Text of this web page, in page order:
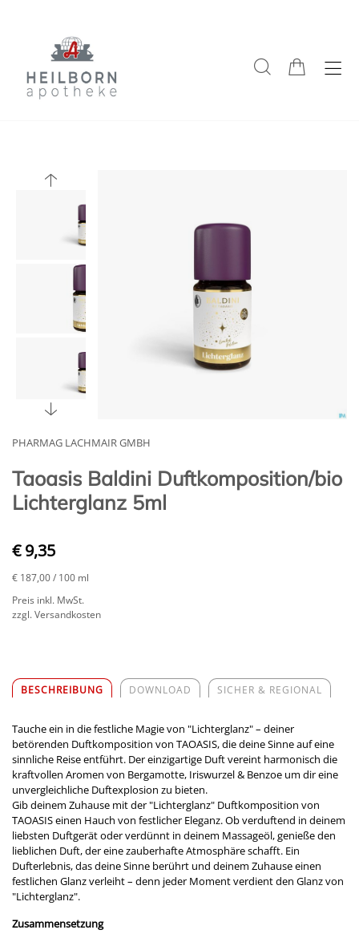
PHARMAG LACHMAIR GMBH
Taoasis Baldini Duftkomposition/bio
Lichterglanz 5ml
€ 9,35
€ 187,00/ 100 ml
Preis inkl. MwSt.
zzgl. Versandkosten
BESCHREIBUNG DOWNLOAD SICHER & REGIONAL
Tauche ein in die festliche Magie von "Lichterglanz" – deiner
betörenden Duftkomposition von TAOASIS, die deine Sinne auf eine
sinnliche Reise entführt. Der einzigartige Duft vereint harmonisch die
kraftvollen Aromen von Bergamotte, Iriswurzel & Benzoe um dir eine
unvergleichliche Duftexplosion zu bieten.
Gib deinem Zuhause mit der "Lichterglanz" Duftkomposition von
TAOASIS einen Hauch von festlicher Eleganz. Ob verduftend in deinem
liebsten Duftgerät oder verdünnt in deinem Massageöl, genieße den
lieblichen Duft, der eine zauberhafte Atmosphäre schafft. Ein
Dufterlebnis, das deine Sinne berührt und deinem Zuhause einen
festlichen Glanz verleiht – denn jeder Moment verdient den Glanz von
"Lichterglanz".
Zusammensetzung